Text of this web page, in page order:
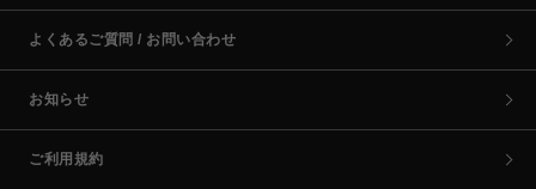
よくあるご質問 / お問い合わせ
お知らせ
ご利用規約